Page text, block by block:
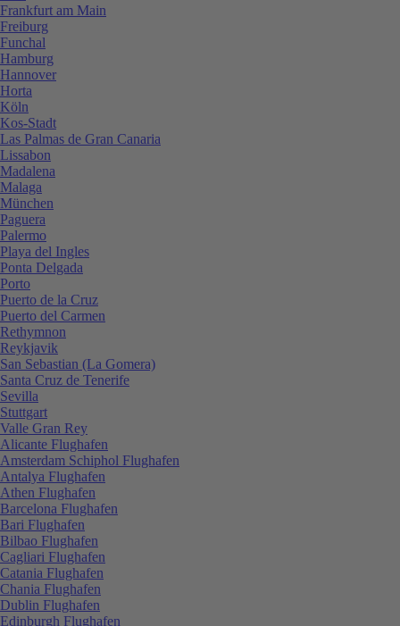
Frankfurt am Main
Freiburg
Funchal
Hamburg
Hannover
Horta
Köln
Kos-Stadt
Las Palmas de Gran Canaria
Lissabon
Madalena
Malaga
München
Paguera
Palermo
Playa del Ingles
Ponta Delgada
Porto
Puerto de la Cruz
Puerto del Carmen
Rethymnon
Reykjavik
San Sebastian (La Gomera)
Santa Cruz de Tenerife
Sevilla
Stuttgart
Valle Gran Rey
Alicante Flughafen
Amsterdam Schiphol Flughafen
Antalya Flughafen
Athen Flughafen
Barcelona Flughafen
Bari Flughafen
Bilbao Flughafen
Cagliari Flughafen
Catania Flughafen
Chania Flughafen
Dublin Flughafen
Edinburgh Flughafen